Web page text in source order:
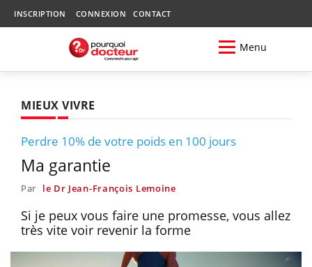
INSCRIPTION CONNEXION CONTACT
Menu
MIEUX VIVRE
Perdre 10% de votre poids en 100 jours
Ma garantie
Par le Dr Jean-François Lemoine
Si je peux vous faire une promesse, vous allez
très vite voir revenir la forme